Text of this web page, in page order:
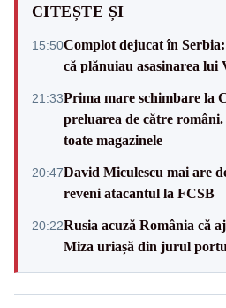
CITEȘTE ȘI
15:50Complot dejucat în
că plănuiau asasinarea lui
21:33Prima mare schimbare la
preluarea de către români.
toate magazinele
20:47David Miculescu mai are
reveni atacantul la FCSB
20:22Rusia acuză România că
Miza uriașă din jurul